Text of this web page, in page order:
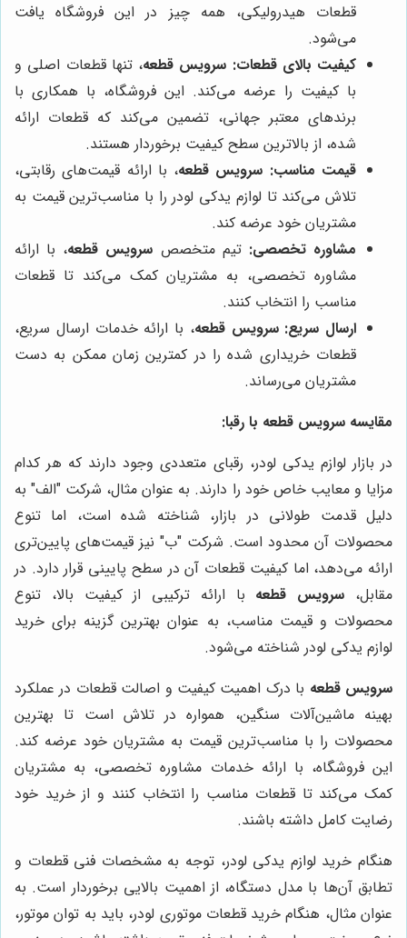
قطعات هیدرولیکی، همه چیز در این فروشگاه یافت
می‌شود.
کیفیت بالای قطعات: سرویس قطعه، تنها قطعات اصلی و
با کیفیت را عرضه می‌کند. این فروشگاه، با همکاری با
برندهای معتبر جهانی، تضمین می‌کند که قطعات ارائه
شده، از بالاترین سطح کیفیت برخوردار هستند.
قیمت مناسب: سرویس قطعه، با ارائه قیمت‌های رقابتی،
تلاش می‌کند تا لوازم یدکی لودر را با مناسب‌ترین قیمت به
مشتریان خود عرضه کند.
مشاوره تخصصی: تیم متخصص سرویس قطعه، با ارائه
مشاوره تخصصی، به مشتریان کمک می‌کند تا قطعات
مناسب را انتخاب کنند.
ارسال سریع: سرویس قطعه، با ارائه خدمات ارسال سریع،
قطعات خریداری شده را در کمترین زمان ممکن به دست
مشتریان می‌رساند.
مقایسه سرویس قطعه با رقبا:
در بازار لوازم یدکی لودر، رقبای متعددی وجود دارند که هر کدام
مزایا و معایب خاص خود را دارند. به عنوان مثال، شرکت "الف" به
دلیل قدمت طولانی در بازار، شناخته شده است، اما تنوع
محصولات آن محدود است. شرکت "ب" نیز قیمت‌های پایین‌تری
ارائه می‌دهد، اما کیفیت قطعات آن در سطح پایینی قرار دارد. در
مقابل، سرویس قطعه با ارائه ترکیبی از کیفیت بالا، تنوع
محصولات و قیمت مناسب، به عنوان بهترین گزینه برای خرید
لوازم یدکی لودر شناخته می‌شود.
سرویس قطعه با درک اهمیت کیفیت و اصالت قطعات در عملکرد
بهینه ماشین‌آلات سنگین، همواره در تلاش است تا بهترین
محصولات را با مناسب‌ترین قیمت به مشتریان خود عرضه کند.
این فروشگاه، با ارائه خدمات مشاوره تخصصی، به مشتریان
کمک می‌کند تا قطعات مناسب را انتخاب کنند و از خرید خود
رضایت کامل داشته باشند.
هنگام خرید لوازم یدکی لودر، توجه به مشخصات فنی قطعات و
تطابق آن‌ها با مدل دستگاه، از اهمیت بالایی برخوردار است. به
عنوان مثال، هنگام خرید قطعات موتوری لودر، باید به توان موتور،